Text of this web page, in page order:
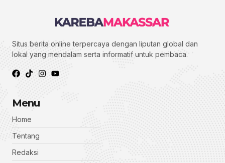
Situs berita online terpercaya dengan liputan global dan
lokal yang mendalam serta informatif untuk pembaca.
Menu
Home
Tentang
Redaksi